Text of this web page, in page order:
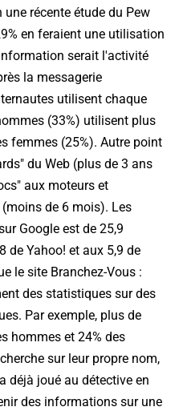
récente étude du Pew
en feraient une utilisation
serait l'activité
la messagerie
utilisent chaque
(33%) utilisent plus
femmes (25%). Autre point
du Web (plus de 3 ans
aux moteurs et
de 6 mois). Les
Google est de 25,9
de Yahoo! et aux 5,9 de
le site Branchez-Vous :
des statistiques sur des
Par exemple, plus de
hommes et 24% des
sur leur propre nom,
déjà joué au détective en
des informations sur une